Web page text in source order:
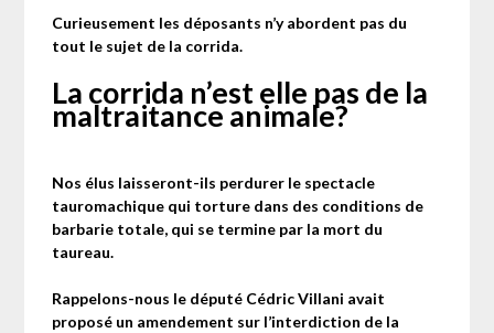
Curieusement les déposants n’y abordent pas du
tout le sujet de la corrida.
La corrida n’est elle pas de la
maltraitance animale?
Nos élus laisseront-ils perdurer le spectacle
tauromachique qui torture dans des conditions de
barbarie totale, qui se termine par la mort du
taureau.
Rappelons-nous le député Cédric Villani avait
proposé un amendement sur l’interdiction de la